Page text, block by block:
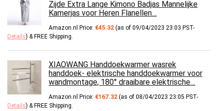
Zijde Extra Lange Kimono Badjas Mannelijke
Kamerjas voor Heren Flanellen…
Amazon.nl Price: €45.32 (as of 09/04/2023 23:03 PST-
Details) & FREE Shipping.
XIAOWANG Handdoekwarmer wasrek
handdoek- elektrische handdoekwarmer voor
wandmontage, 180° draaibare elektrische…
Amazon.nl Price: €167.32 (as of 08/04/2023 23:05 PST-
Details) & FREE Shipping.